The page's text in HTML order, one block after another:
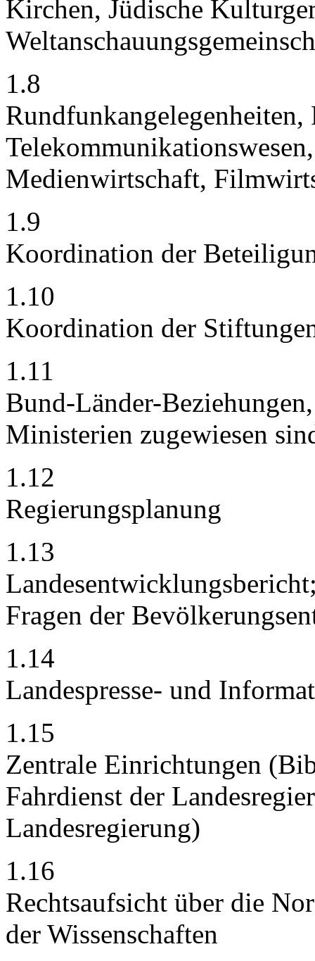
Kirchen, Jüdische
1.8
Rundfunkangelegenheiten,
Medienwirtschaft,
1.9
Koordination der
1.10
Koordination der
1.11
Bund-Länder-
Ministerien zugewiesen
1.12
Regierungsplanung
1.13
Fragen der
1.14
Landespresse- und
1.15
Zentrale Einrichtungen
Fahrdienst der
Landesregierung)
1.16
Rechtsaufsicht über die
der Wissenschaften